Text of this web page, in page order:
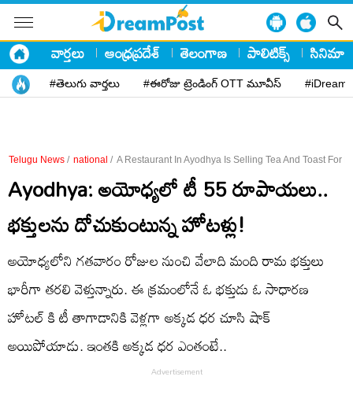
వార్తలు ఆంధ్రప్రదేశ్ తెలంగాణ పాలిటిక్స్ సినిమా
#తెలుగు వార్తలు #ఈరోజు ట్రెండింగ్ OTT మూవీస్
Telugu News / national / A Restaurant In Ayodhya Is Selling Tea And Toast For
Ayodhya: అయోధ్యలో టీ 55 రూపాయలు..
భక్తులను దోచుకుంటున్న హోటళ్లు!
అయోధ్యలోని గతవారం రోజుల నుంచి వేలాది మంది రామ భక్తులు
భారీగా తరలి వెళ్తున్నారు. ఈ క్రమంలోనే ఓ భక్తుడు ఓ సాధారణ
హోటల్ కి టీ తాగాడానికి వెళ్లగా అక్కడ ధర చూసి షాక్
అయిపోయాడు. ఇంతకి అక్కడ ధర ఎంతంటే..